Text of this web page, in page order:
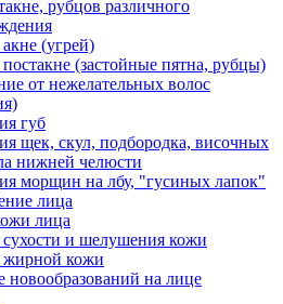
рубцов различного
(угрей)
(застойные пятна, рубцы)
от нежелательных волос
губ
щек, скул, подбородка, височных
нижней челюсти
морщин на лбу, "гусиных лапок"
лица
лица
и шелушения кожи
жирной кожи
новообразований на лице